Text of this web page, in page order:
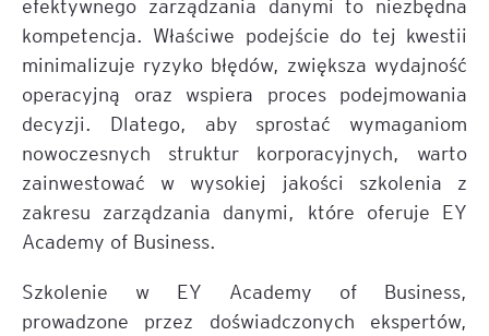
kompetencja. Właściwe podejście do tej kwestii
minimalizuje ryzyko błędów, zwiększa wydajność
operacyjną oraz wspiera proces podejmowania
decyzji. Dlatego, aby sprostać wymaganiom
nowoczesnych struktur korporacyjnych, warto
zainwestować w wysokiej jakości szkolenia z
zakresu zarządzania danymi, które oferuje EY
Academy of Business.
Szkolenie w EY Academy of Business,
prowadzone przez doświadczonych ekspertów,